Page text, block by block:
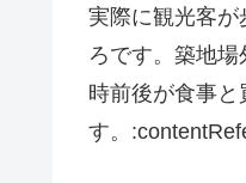
実際に観光客
ろです。築地
時前後が食事
す。